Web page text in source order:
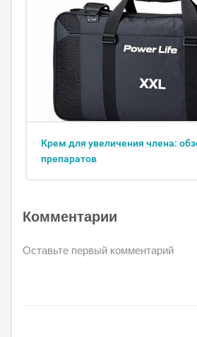
Крем для увеличения члена:
препаратов
Комментарии
Оставьте первый комментарий